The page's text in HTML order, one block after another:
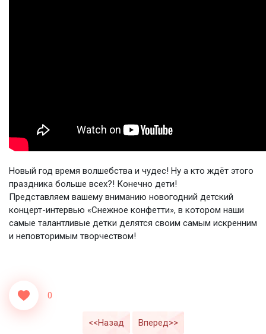
Новый год время волшебства и чудес! Ну а кто ждёт этого
праздника больше всех?! Конечно дети!
Представляем вашему вниманию новогодний детский
концерт-интервью «Снежное конфетти», в котором наши
самые талантливые детки делятся своим самым искренним
и неповторимым творчеством!
0
<<Назад Вперед>>